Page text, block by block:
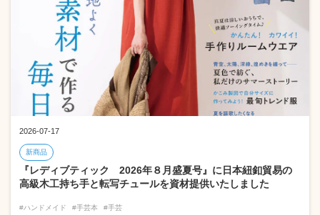
2026-07-17
新商品
『レディブティック 2026年８月盛夏号』に日本紐釦貿易の
高級木工持ち手と転写チュールを資材提供いたしました
#ハンドメイド #手芸本 #手芸